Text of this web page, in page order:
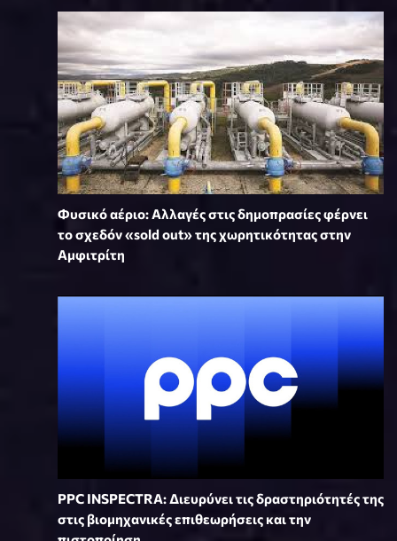
Φυσικό αέριο: Αλλαγές στις δημοπρασίες φέρνει
το σχεδόν «sold out» της χωρητικότητας στην
Αμφιτρίτη
PPC INSPECTRA: Διευρύνει τις δραστηριότητές της
στις βιομηχανικές επιθεωρήσεις και την